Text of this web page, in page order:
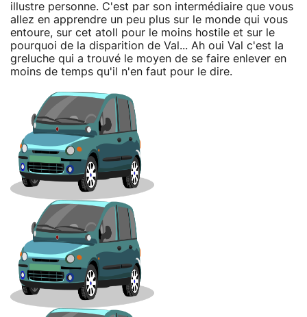
illustre personne. C'est par son intermédiaire que vous
allez en apprendre un peu plus sur le monde qui vous
entoure, sur cet atoll pour le moins hostile et sur le
pourquoi de la disparition de Val... Ah oui Val c'est la
greluche qui a trouvé le moyen de se faire enlever en
moins de temps qu'il n'en faut pour le dire.